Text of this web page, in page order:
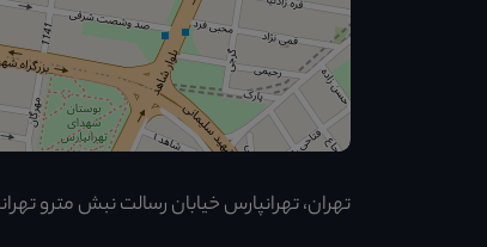
تهران، تهرانپارس خیابان رسالت نبش مترو